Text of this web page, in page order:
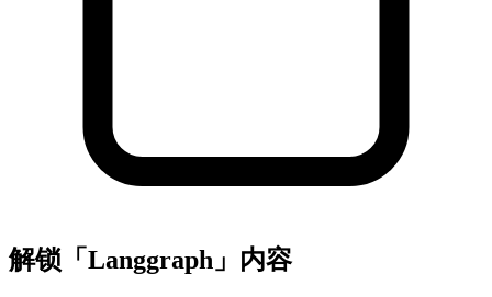
解锁「Langgraph」内容